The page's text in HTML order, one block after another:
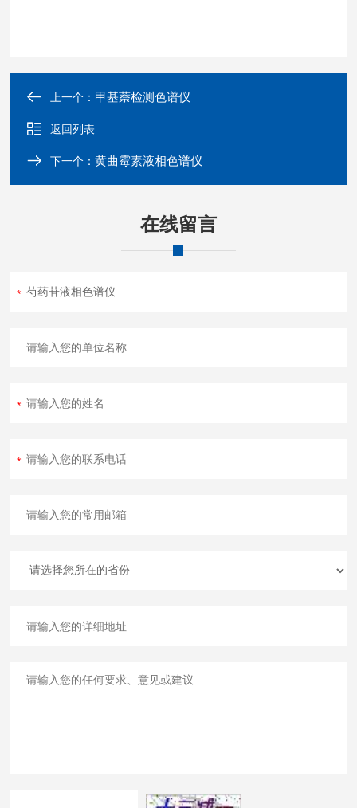
上一个： 甲基萘检测色谱仪
返回列表
下一个：黄曲霉素液相色谱仪
在线留言